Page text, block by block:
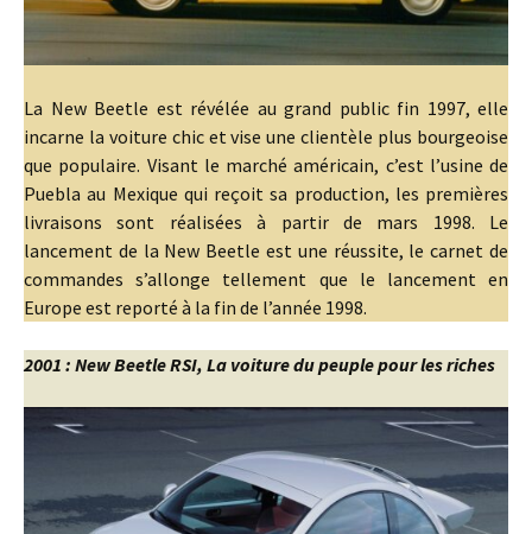
La New Beetle est révélée au grand public fin 1997, elle
incarne la voiture chic et vise une clientèle plus bourgeoise
que populaire. Visant le marché américain, c’est l’usine de
Puebla au Mexique qui reçoit sa production, les premières
livraisons sont réalisées à partir de mars 1998. Le
lancement de la New Beetle est une réussite, le carnet de
commandes s’allonge tellement que le lancement en
Europe est reporté à la fin de l’année 1998.
2001 : New Beetle RSI, La voiture du peuple pour les riches